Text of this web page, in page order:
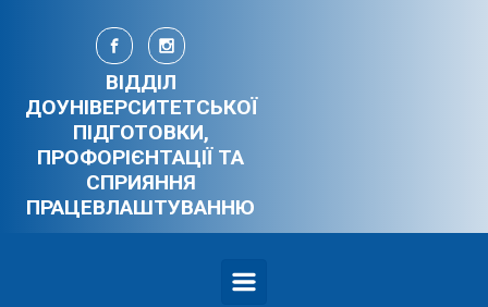
Skip to main content
ВІДДІЛ
ДОУНІВЕРСИТЕТСЬКОЇ
ПІДГОТОВКИ,
ПРОФОРІЄНТАЦІЇ ТА
СПРИЯННЯ
ПРАЦЕВЛАШТУВАННЮ